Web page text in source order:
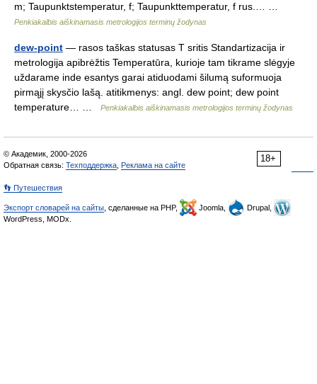
m; Taupunktstemperatur, f; Taupunkttemperatur, f rus.… …
Penkiakalbis aiškinamasis metrologijos terminų žodynas
dew-point — rasos taškas statusas T sritis Standartizacija ir
metrologija apibrėžtis Temperatūra, kurioje tam tikrame slėgyje
uždarame inde esantys garai atiduodami šilumą suformuoja
pirmąjį skysčio lašą. atitikmenys: angl. dew point; dew point
temperature… …
Penkiakalbis aiškinamasis metrologijos terminų žodynas
18+
© Академик, 2000-2026
Обратная связь: Техподдержка Реклама на сайте
👣 Путешествия
Экспорт словарей на сайты , сделанные на PHP, Joomla,
Drupal,
WordPress, MODx.